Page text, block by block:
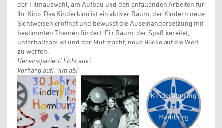
der Filmauswahl, am Aufbau und den anfallenden Arbeiten für
ihr Kino. Das Kinderkino ist ein aktiver Raum, der Kindern neue
Sichtweisen eröffnet und bewusst die Auseinandersetzung mit
bestimmten Themen fördert. Ein Raum, der Spaß bereitet,
unterhaltsam ist und der Mut macht, neue Blicke auf die Welt
zu werfen.
Hereinspaziert! Licht aus!
Vorhang auf! Film ab!